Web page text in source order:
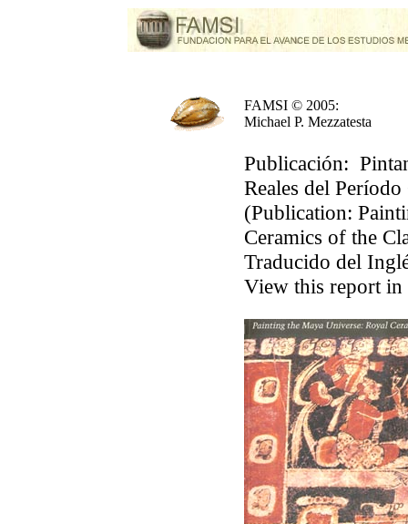
FAMSI © 2005:
Michael P. Mezzatesta
Publicación:
Reales del Período
(Publication:
Ceramics of the
Traducido del
View this report in